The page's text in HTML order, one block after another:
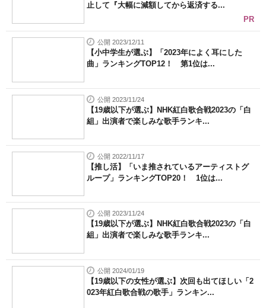
止して『大幅に減額してから返済する...
PR
公開 2023/12/11
【小中学生が選ぶ】「2023年によく耳にした
曲」ランキングTOP12！ 第1位は...
公開 2023/11/24
【19歳以下が選ぶ】NHK紅白歌合戦2023の「白
組」出演者で楽しみな歌手ランキ...
公開 2022/11/17
【推し活】「いま推されているアーティストグ
ループ」ランキングTOP20！ 1位は...
公開 2023/11/24
【19歳以下が選ぶ】NHK紅白歌合戦2023の「白
組」出演者で楽しみな歌手ランキ...
公開 2024/01/19
【19歳以下の女性が選ぶ】次回も出てほしい「2
023年紅白歌合戦の歌手」ランキン...